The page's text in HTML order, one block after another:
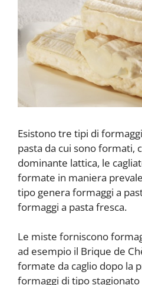
Esistono tre tipi di
pasta da cui sono formati,
dominante lattica, le
formate in maniera
tipo genera formaggi a
formaggi a pasta fresca.
Le miste forniscono
ad esempio il Brique de
formate da caglio dopo la
formaggi di tipo